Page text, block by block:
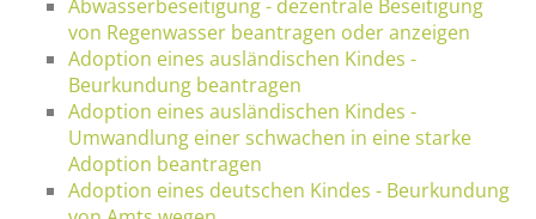
Abwasserbeseitigung - dezentrale Beseitigung
von Regenwasser beantragen oder anzeigen
Adoption eines ausländischen Kindes -
Beurkundung beantragen
Adoption eines ausländischen Kindes -
Umwandlung einer schwachen in eine starke
Adoption beantragen
Adoption eines deutschen Kindes - Beurkundung